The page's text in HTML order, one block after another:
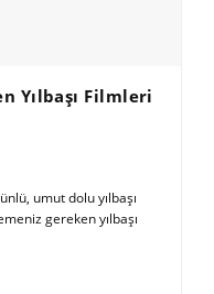
Yılbaşı Filmleri
umut dolu yılbaşı
gereken yılbaşı